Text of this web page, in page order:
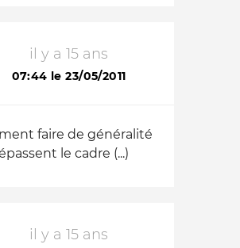
il y a 15 ans
07:44 le 23/05/2011
faire de généralité
le cadre (...)
il y a 15 ans